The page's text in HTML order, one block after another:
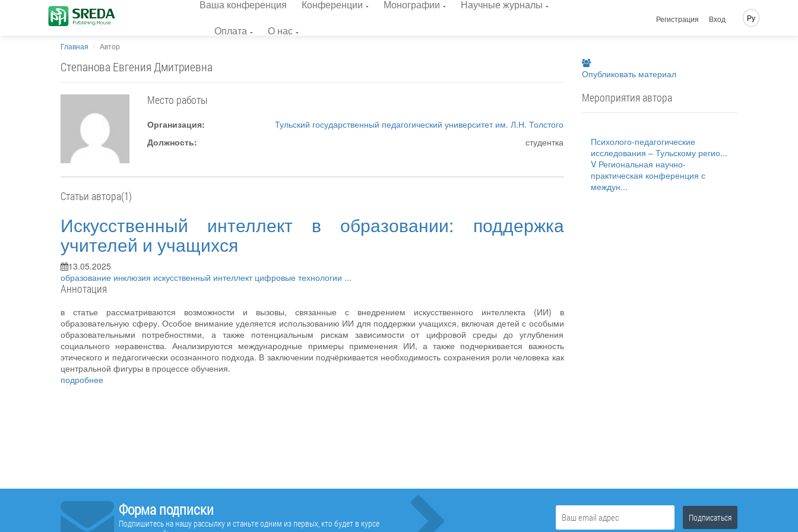
Ваша конференция Конференции Монографии
Научные журналы
Оплата
О нас
Регистрация Вход Ру
Главная Автор
Степанова Евгения Дмитриевна
Место работы
Организация:
Тульский государственный педагогический университет им. Л.Н. Толстого
Должность:
студентка
Статьи автора(1)
Искусственный интеллект в образовании: поддержка
учителей и учащихся
13.05.2025
образование инклюзия искусственный интеллект цифровые технологии ...
Аннотация
в статье рассматриваются возможности и вызовы, связанные с внедрением искусственного интеллекта (ИИ) в
образовательную сферу. Особое внимание уделяется использованию ИИ для поддержки учащихся, включая детей с особыми
образовательными потребностями, а также потенциальным рискам зависимости от цифровой среды до углубления
социального неравенства. Анализируются международные примеры применения ИИ, а также подчеркивается важность
этического и педагогически осознанного подхода. В заключении подчёркивается необходимость сохранения роли человека как
центральной фигуры в процессе обучения.
подробнее
Опубликовать материал
Мероприятия автора
Психолого-педагогические
исследования – Тульскому регио...
V Региональная научно-
практическая конференция с
междун...
Форма подписки
Подпишитесь на нашу рассылку и станьте одним из первых, кто будет в курсе